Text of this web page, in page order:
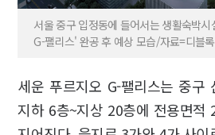
서울 중구 입정동에 들어서는 생활숙박
G-팰리스' 완공 후 예상 모습/자료=디블
세운 푸르지오 G-팰리스는 중구
지하 6층~지상 20층에 전용면